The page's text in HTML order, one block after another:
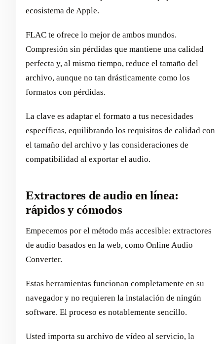
ecosistema de Apple.
FLAC te ofrece lo mejor de ambos mundos.
Compresión sin pérdidas que mantiene una calidad
perfecta y, al mismo tiempo, reduce el tamaño del
archivo, aunque no tan drásticamente como los
formatos con pérdidas.
La clave es adaptar el formato a tus necesidades
específicas, equilibrando los requisitos de calidad con
el tamaño del archivo y las consideraciones de
compatibilidad al exportar el audio.
Extractores de audio en línea:
rápidos y cómodos
Empecemos por el método más accesible: extractores
de audio basados en la web, como Online Audio
Converter.
Estas herramientas funcionan completamente en su
navegador y no requieren la instalación de ningún
software. El proceso es notablemente sencillo.
Usted importa su archivo de vídeo al servicio, la